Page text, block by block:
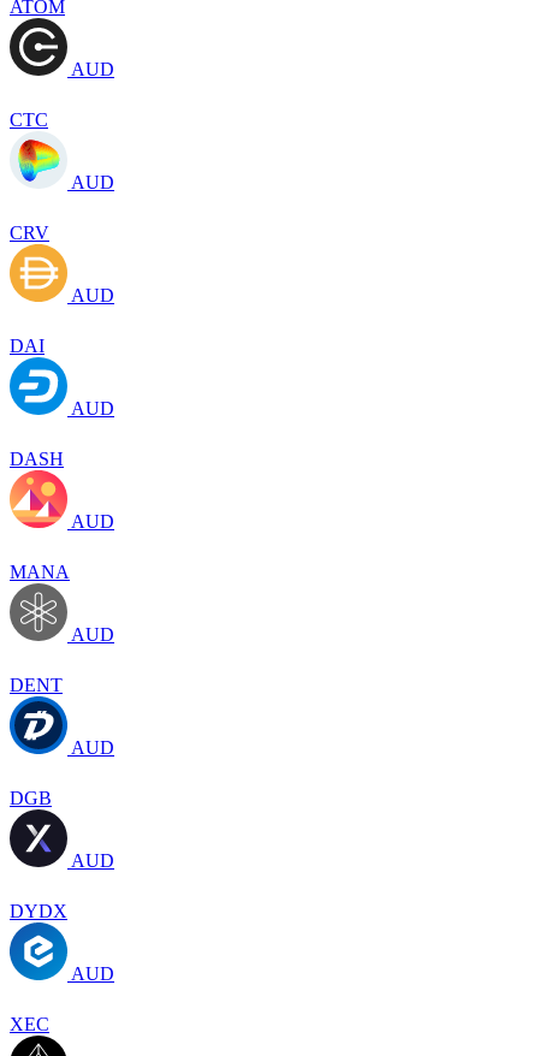
ATOM
AUD
CTC
AUD
CRV
AUD
DAI
AUD
DASH
AUD
MANA
AUD
DENT
AUD
DGB
AUD
DYDX
AUD
XEC